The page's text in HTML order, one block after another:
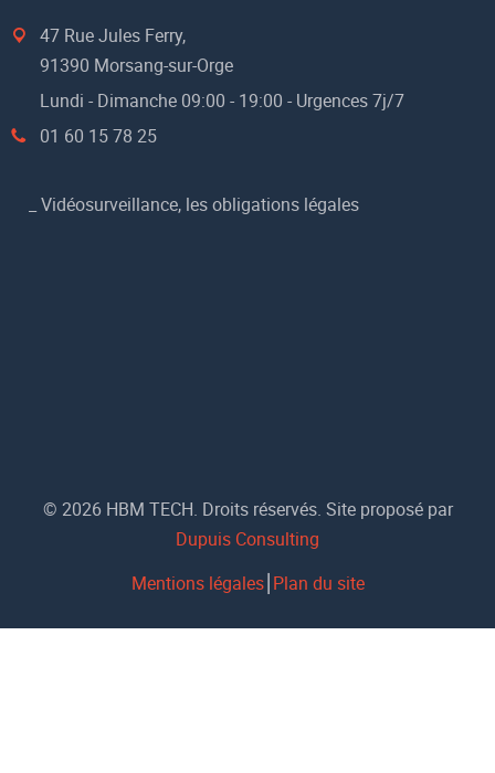
47 Rue Jules Ferry,
91390 Morsang-sur-Orge
Lundi - Dimanche 09:00 - 19:00 - Urgences 7j/7
01 60 15 78 25
Vidéosurveillance, les obligations légales
© 2026 HBM TECH. Droits réservés. Site proposé par
Dupuis Consulting
Mentions légales⎮ Plan du site